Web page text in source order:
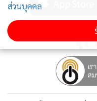
ติดต
ส่วนบุคคล